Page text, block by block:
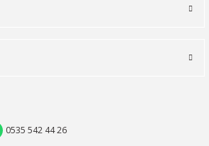
0535 542 44 26